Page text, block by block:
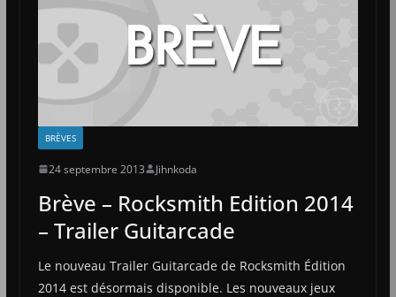
BRÈVES
24 septembre 2013 Jihnkoda
Brève – Rocksmith Edition 2014
– Trailer Guitarcade
Le nouveau Trailer Guitarcade de Rocksmith Édition
2014 est désormais disponible. Les nouveaux jeux